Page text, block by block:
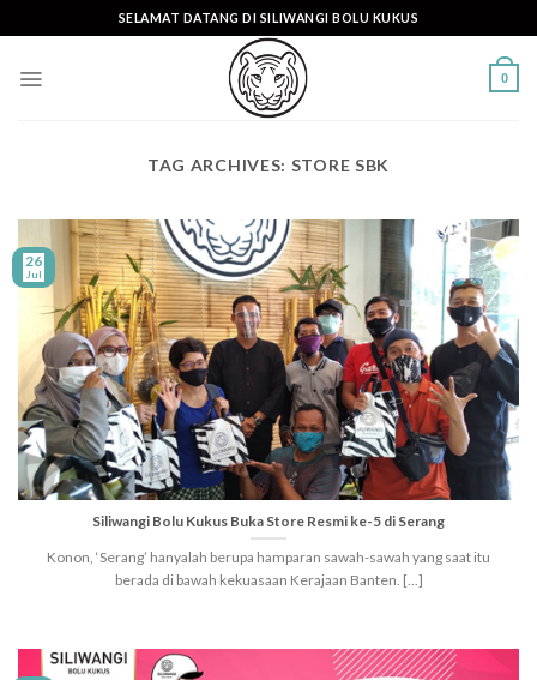
to
SELAMAT DATANG DI SILIWANGI BOLU KUKUS
0
TAG ARCHIVES: STORE SBK
Siliwangi Bolu Kukus Buka Store Resmi ke-5 di Serang
Konon, ‘Serang’ hanyalah berupa hamparan sawah-sawah yang saat itu
berada di bawah kekuasaan Kerajaan Banten. [...]
26
Jul